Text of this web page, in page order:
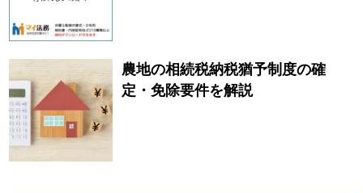
農地の相続税納税猶予制度の確
定・免除要件を解説